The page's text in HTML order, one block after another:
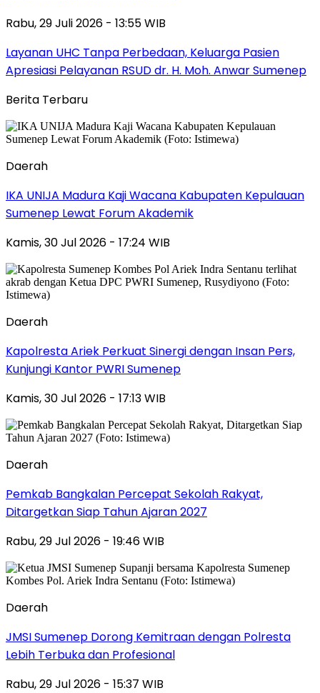
Rabu, 29 Juli 2026 - 13:55 WIB
Layanan UHC Tanpa Perbedaan, Keluarga Pasien
Apresiasi Pelayanan RSUD dr. H. Moh. Anwar Sumenep
Berita Terbaru
Daerah
IKA UNIJA Madura Kaji Wacana Kabupaten Kepulauan
Sumenep Lewat Forum Akademik
Kamis, 30 Jul 2026 - 17:24 WIB
Daerah
Kapolresta Ariek Perkuat Sinergi dengan Insan Pers,
Kunjungi Kantor PWRI Sumenep
Kamis, 30 Jul 2026 - 17:13 WIB
Daerah
Pemkab Bangkalan Percepat Sekolah Rakyat,
Ditargetkan Siap Tahun Ajaran 2027
Rabu, 29 Jul 2026 - 19:46 WIB
Daerah
JMSI Sumenep Dorong Kemitraan dengan Polresta
Lebih Terbuka dan Profesional
Rabu, 29 Jul 2026 - 15:37 WIB